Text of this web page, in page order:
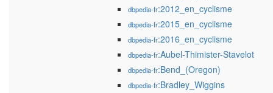
dbpedia-fr:2012_en_cyclisme
dbpedia-fr:2015_en_cyclisme
dbpedia-fr:2016_en_cyclisme
dbpedia-fr:Aubel-Thimister-Stavelot
dbpedia-fr:Bend_(Oregon)
dbpedia-fr:Bradley_Wiggins